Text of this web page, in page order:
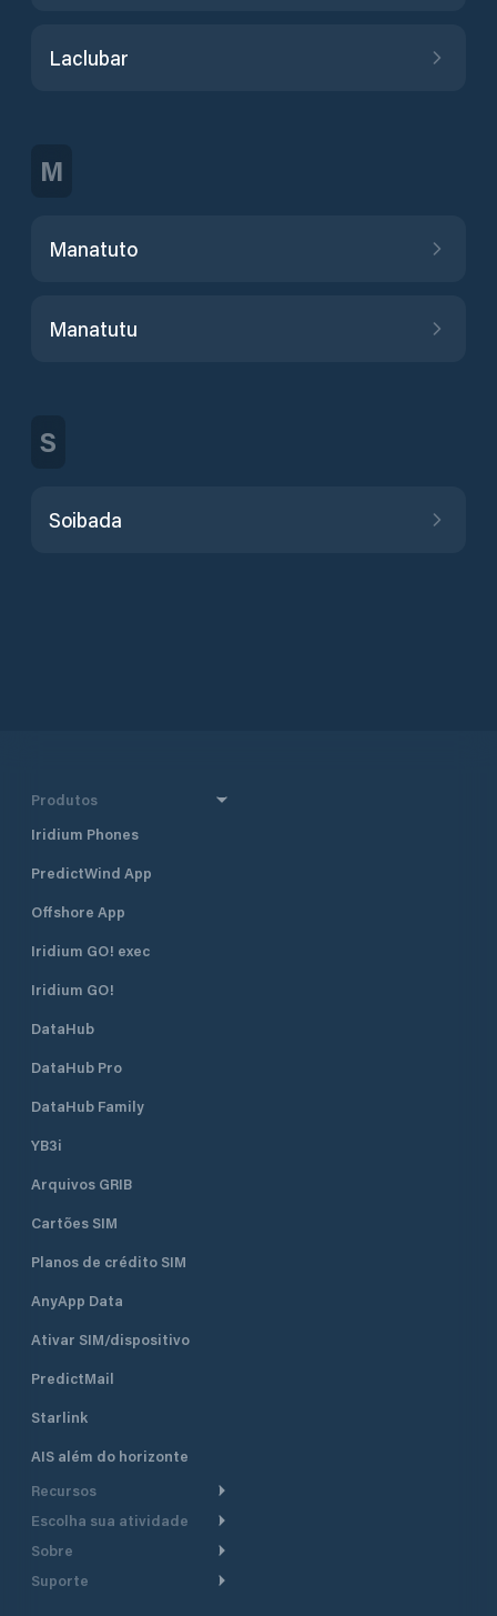
Laclubar
M
Manatuto
Manatutu
S
Soibada
Produtos
Iridium Phones
PredictWind App
Offshore App
Iridium GO! exec
Iridium GO!
DataHub
DataHub Pro
DataHub Family
YB3i
Arquivos GRIB
Cartões SIM
Planos de crédito SIM
AnyApp Data
Ativar SIM/dispositivo
PredictMail
Starlink
AIS além do horizonte
Recursos
Roteamento meteorológico
embarcações a motor
Escolha sua atividade
Cruzeiro
Lanchas
Sobre
Faça um tour
Suporte